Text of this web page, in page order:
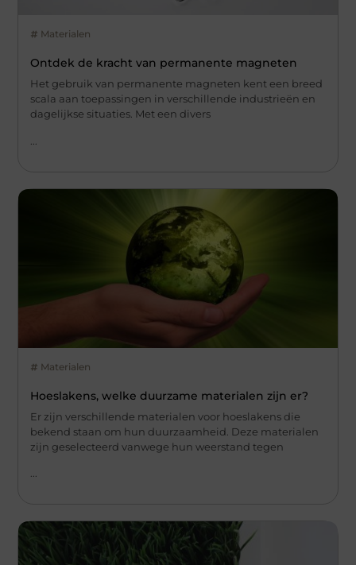
Materialen
Ontdek de kracht van permanente magneten
Het gebruik van permanente magneten kent een breed
scala aan toepassingen in verschillende industrieën en
dagelijkse situaties. Met een divers
Materialen
Hoeslakens, welke duurzame materialen zijn er?
Er zijn verschillende materialen voor hoeslakens die
bekend staan om hun duurzaamheid. Deze materialen
zijn geselecteerd vanwege hun weerstand tegen